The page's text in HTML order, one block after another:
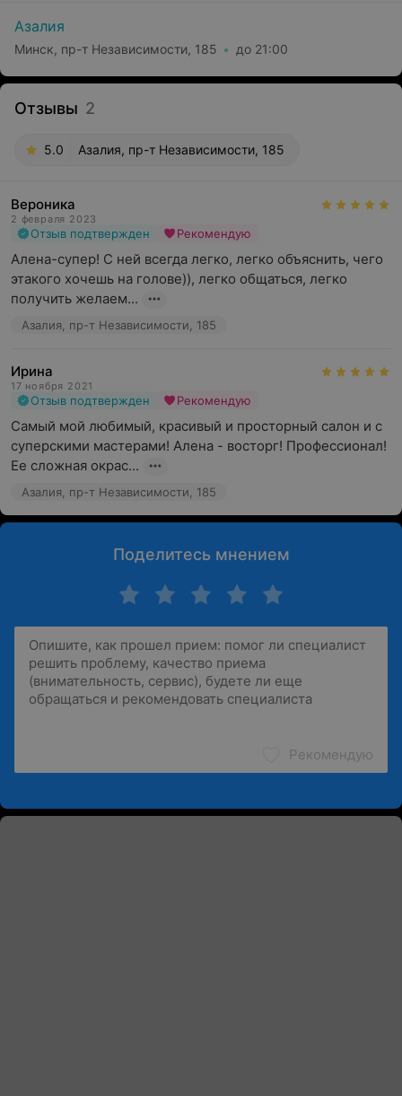
Азалия
Минск, пр-т Независимости, 185 до 21:00
Отзывы 2
5.0 Азалия, пр-т Независимости, 185
Вероника
2 февраля 2023
Отзыв подтвержден Рекомендую
Алена-супер! С ней всегда легко, легко объяснить, чего
этакого хочешь на голове)), легко общаться, легко
получить желаем...
Азалия, пр-т Независимости, 185
Ирина
17 ноября 2021
Отзыв подтвержден Рекомендую
Самый мой любимый, красивый и просторный салон и с
суперскими мастерами! Алена - восторг! Профессионал!
Ее сложная окрас...
Азалия, пр-т Независимости, 185
Поделитесь мнением
Рекомендую